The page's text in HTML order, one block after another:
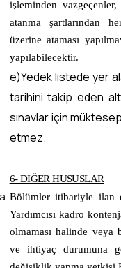
işleminden
atanma şartlarından
üzerine ataması
yapılabilecektir.
e)Yedek listede yer
tarihini takip eden
sınavlar için
etmez.
6- DİĞER HUSUSLAR
Bölümler itibariyle ilan
Yardımcısı kadro
olmaması halinde veya
ve ihtiyaç durumuna